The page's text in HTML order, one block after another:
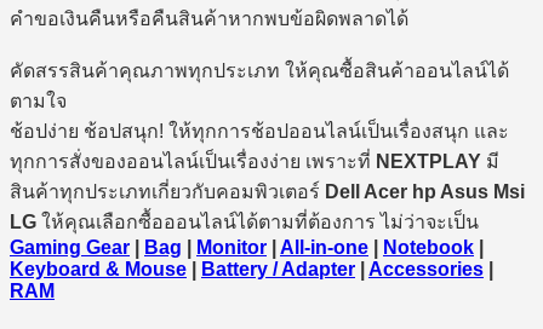
คำขอเงินคืนหรือคืนสินค้าหากพบข้อผิดพลาดได้
คัดสรรสินค้าคุณภาพทุกประเภท ให้คุณซื้อสินค้าออนไลน์ได้
ตามใจ
ช้อปง่าย ช้อปสนุก! ให้ทุกการช้อปออนไลน์เป็นเรื่องสนุก และ
ทุกการสั่งของออนไลน์เป็นเรื่องง่าย เพราะที่ NEXTPLAY มี
สินค้าทุกประเภทเกี่ยวกับคอมพิวเตอร์ Dell Acer hp Asus Msi
LG ให้คุณเลือกซื้อออนไลน์ได้ตามที่ต้องการ ไม่ว่าจะเป็น
Gaming Gear
Bag Monitor All-in-one Notebook
Keyboard & Mouse
Battery / Adapter Accessories
RAM